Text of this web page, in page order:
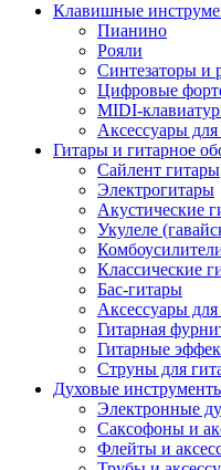
Клавишные
Пианино
Рояли
Синтезаторы и
Цифровые
MIDI-
Аксессуары
Гитары и гитарное
Сайлент гитары
Электрогитары
Акустические
Укулеле
Классические
Бас-гитары
Аксессуары для
Гитарная
Гитарные
Струны для
Духовые
Электронные
Саксофоны и
Флейты и